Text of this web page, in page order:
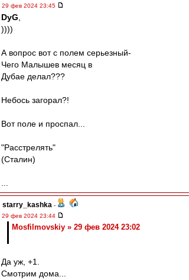
29 фев 2024 23:45
DyG
))))
А вопрос вот с полем серьезный-
Чего Малышев месяц в
Дубае делал???
Небось загорал?!
Вот поле и проспал...
"Расстрелять"
(Сталин)
starry_kashka -
29 фев 2024 23:44
Mosfilmovskiy » 29 фев 2024 23:02
Да уж, +1.
Смотрим дома...